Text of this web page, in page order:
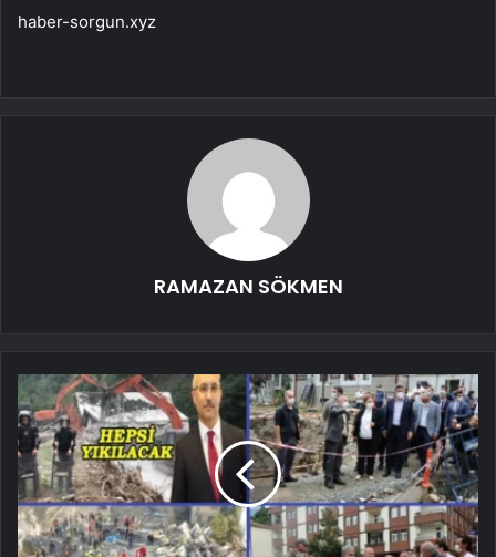
haber-sorgun.xyz
RAMAZAN SÖKMEN